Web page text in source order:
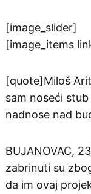
[image_slider]
[image_items
[quote]Miloš
sam noseći
nadnose nad
BUJANOVAC,
zabrinuti su
da im ovaj